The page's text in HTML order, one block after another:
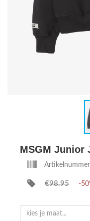
MSGM Junior
€98.95 -
kies je maat...